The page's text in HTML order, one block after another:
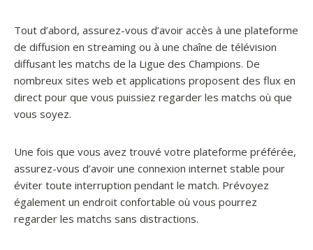
Tout d’abord, assurez-vous d’avoir accès à une plateforme
de diffusion en streaming ou à une chaîne de télévision
diffusant les matchs de la Ligue des Champions. De
nombreux sites web et applications proposent des flux en
direct pour que vous puissiez regarder les matchs où que
vous soyez.
Une fois que vous avez trouvé votre plateforme préférée,
assurez-vous d’avoir une connexion internet stable pour
éviter toute interruption pendant le match. Prévoyez
également un endroit confortable où vous pourrez
regarder les matchs sans distractions.